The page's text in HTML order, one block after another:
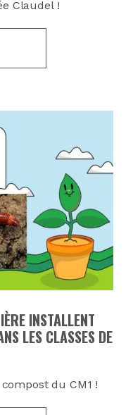
Claudel !
INSTALLENT
LES CLASSES DE
du CM1 !